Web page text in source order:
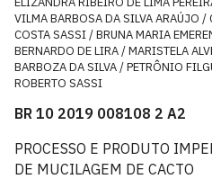
VILMA BARBOSA DA SILVA ARAÚJO
COSTA SASSI / BRUNA MARIA
BERNARDO DE LIRA / MARISTELA
BARBOZA DA SILVA / PETRÔNIO
ROBERTO SASSI
BR 10 2019 008108 2 A2
PROCESSO E PRODUTO
DE MUCILAGEM DE CACTO